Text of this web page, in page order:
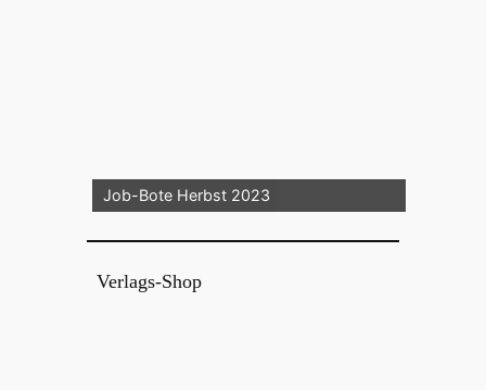
Job-Bote Herbst 2023
Verlags-Shop